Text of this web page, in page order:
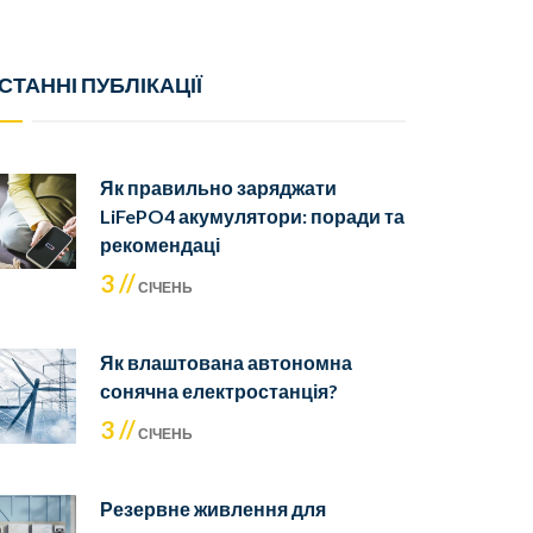
ПУБЛІКАЦІЇ
Як правильно заряджати
LiFePO4 акумулятори: поради та
рекомендаці
3 //СІЧЕНЬ
Як влаштована автономна
сонячна електростанція?
3 //СІЧЕНЬ
Резервне живлення для